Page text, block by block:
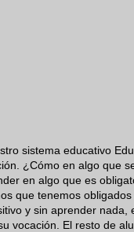
sistema educativo
¿Cómo en algo que
en algo que es
que tenemos
y sin aprender
vocación. El resto de